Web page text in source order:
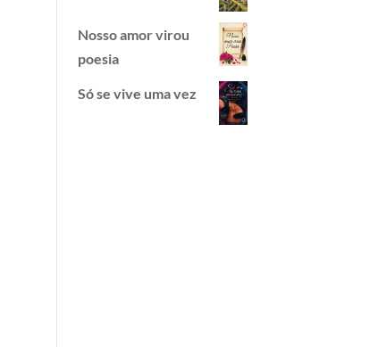
Nosso amor virou
poesia
Só se vive uma vez